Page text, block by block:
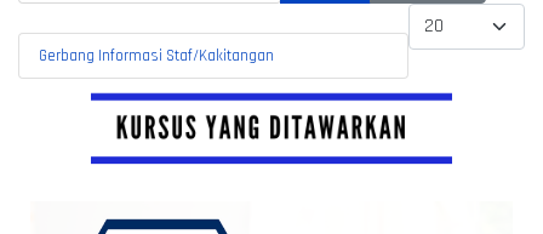
Gerbang Informasi Staf/Kakitangan